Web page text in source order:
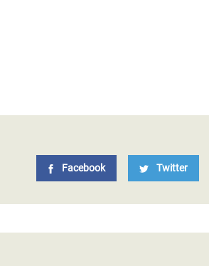
Facebook Twitter